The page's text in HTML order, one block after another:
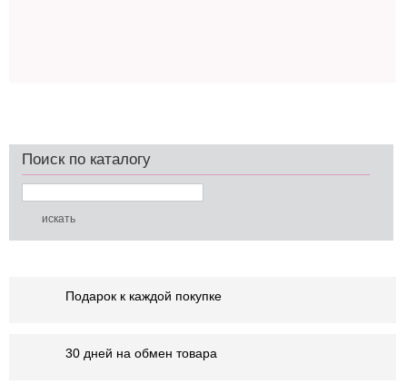
Поиск по каталогу
Подарок к каждой покупке
30 дней на обмен товара